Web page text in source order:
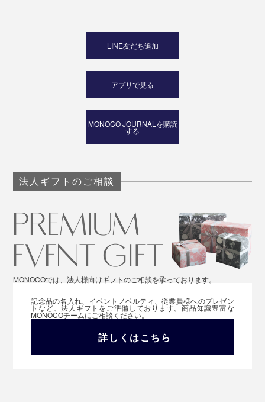
LINE友だち追加
アプリで見る
MONOCO JOURNALを購読
する
法人ギフトのご相談
MONOCOでは、法人様向けギフトのご相談を承っております。
記念品の名入れ、イベントノベルティ、従業員様へのプレゼン
トなど、法人ギフトをご準備しております。商品知識豊富な
MONOCOチームにご相談ください。
詳しくはこちら